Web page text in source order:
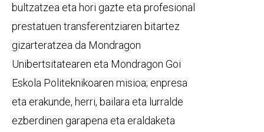
bultzatzea eta hori gazte eta profesional
prestatuen transferentziaren bitartez
gizarteratzea da Mondragon
Unibertsitatearen eta Mondragon Goi
Eskola Politeknikoaren misioa; enpresa
eta erakunde, herri, bailara eta lurralde
ezberdinen garapena eta eraldaketa